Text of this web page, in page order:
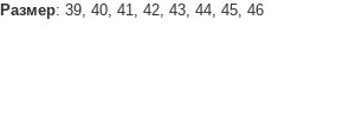
Размер: 39, 40, 41, 42, 43, 44, 45, 46